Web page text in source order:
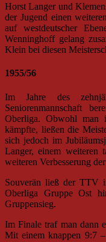
Horst Langer und
der Jugend einen
auf westdeutscher
Wenninghoff gelang
Klein bei diesen
1955/56
Im Jahre des
Seniorenmannschaft
Oberliga. Obwohl man
kämpfte, ließen die
sich jedoch im
Langer, einem weiteren
weiteren Verbesserung
Souverän ließ der TTV
Oberliga Gruppe Ost
Gruppensieg.
Im Finale traf man dann
Mit einem knappen 9:7